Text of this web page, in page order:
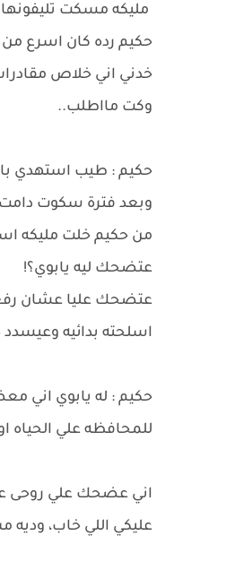
مليكه مسكت
حكيم رده كان اسرع
خدني اني خلاص
وكت مااطلب..
حكيم : طيب استهدي
وبعد فترة سكوت
من حكيم خلت مليكه
عتضحك ليه يابوي؟!
عتضحك عليا عشان
اسلحته بدائيه
حكيم : له يابوي اني
للمحافظه علي الحياه
اني عضحك علي روحى
عليكي اللي خاب،